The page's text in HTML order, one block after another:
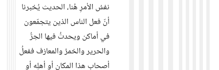
نفسُ الأمرِ هُنا، الحديث يُخبرنا
أنّ فعل الناس الذين يتجمّعون
في أماكن ويحدثُ فيها الحِرُّ
والحرير والخمرُ والمعازف ففعلُ
أصحاب هذا المكان أو أهلِه أو